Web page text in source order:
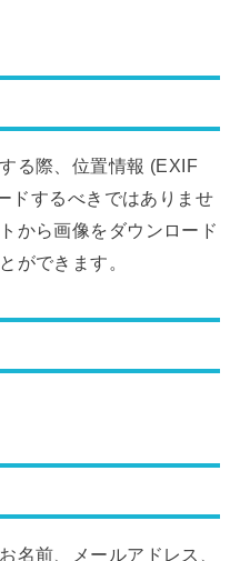
る際、位置情報 (EXIF
ドするべきではありませ
から画像をダウンロード
ができます。
名前、メールアドレス、